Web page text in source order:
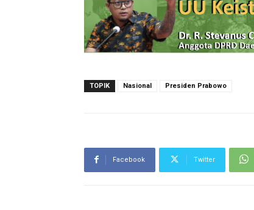
TOPIK Nasional Presiden Prabowo
Facebook Twitter